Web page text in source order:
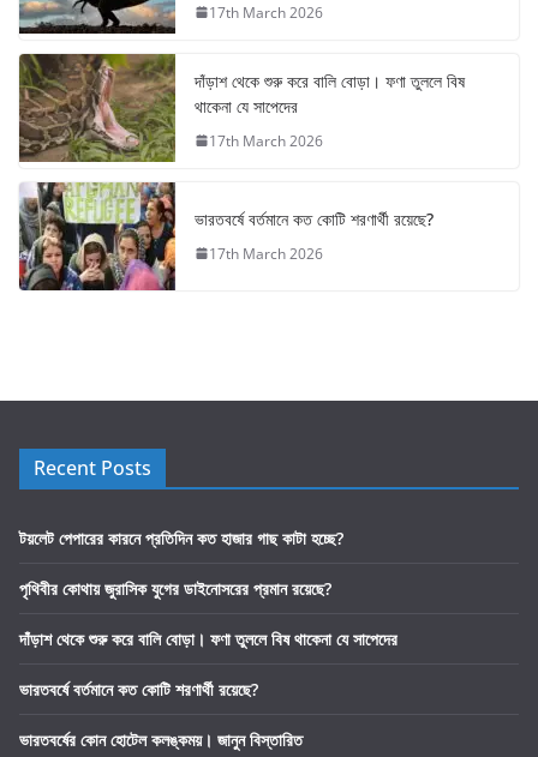
17th March 2026
দাঁড়াশ থেকে শুরু করে বালি বোড়া। ফণা তুললে বিষ
থাকেনা যে সাপেদের
17th March 2026
ভারতবর্ষে বর্তমানে কত কোটি শরণার্থী রয়েছে?
17th March 2026
Recent Posts
টয়লেট পেপারের কারনে প্রতিদিন কত হাজার গাছ কাটা হচ্ছে?
পৃথিবীর কোথায় জুরাসিক যুগের ডাইনোসরের প্রমান রয়েছে?
দাঁড়াশ থেকে শুরু করে বালি বোড়া। ফণা তুললে বিষ থাকেনা যে সাপেদের
ভারতবর্ষে বর্তমানে কত কোটি শরণার্থী রয়েছে?
ভারতবর্ষের কোন হোটেল কলঙ্কময়। জানুন বিস্তারিত